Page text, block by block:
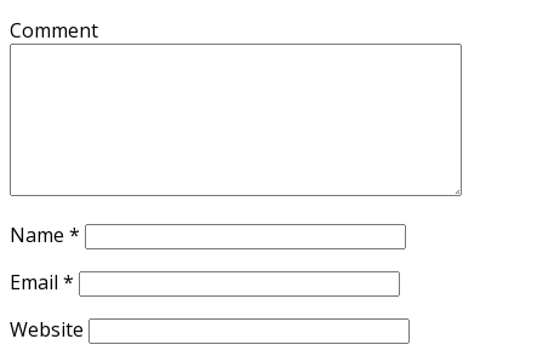
Comment
Name *
Email *
Website